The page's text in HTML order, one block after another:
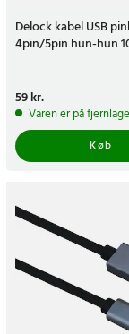
Delock kabel USB
4pin/5pin hun-hun
Pris:59 kr.
59 kr.
Varen er på
Køb